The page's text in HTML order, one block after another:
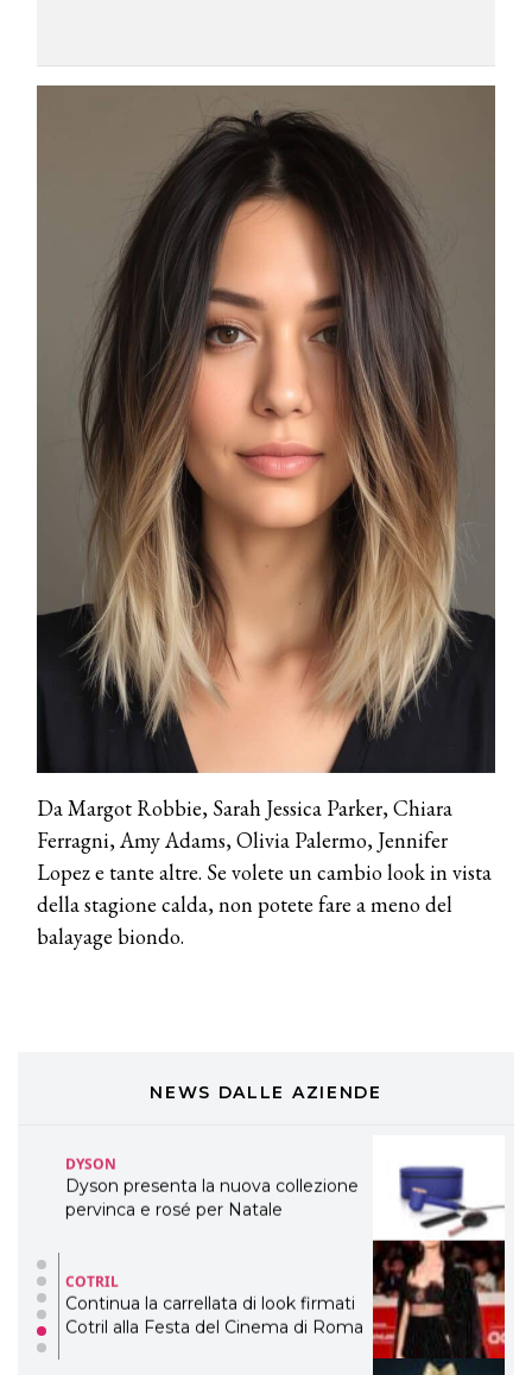
Da Margot Robbie, Sarah Jessica Parker, Chiara
Ferragni, Amy Adams, Olivia Palermo, Jennifer
Lopez e tante altre. Se volete un cambio look in vista
della stagione calda, non potete fare a meno del
balayage biondo.
NEWS DALLE AZIENDE
COSMOPROF WORLDWIDE BOLOGNA
Cosmprof Worldwide Bologna
presenta THE BEAUTY &
WELLNESS CONGRESS 2022: I
TEMI
DYSON
Dyson presenta la nuova collezione
pervinca e rosé per Natale
COTRIL
Continua la carrellata di look firmati
Cotril alla Festa del Cinema di Roma
TONI&GUY
A Natale regala una doppia
TONI&GUY “Feel Good Experience”!
TONI&GUY
LABEL.M lancia la sua innovativa ed
eco-sostenibile linea di prodotti
professionali
DAVINES
Davines presenta cofanetti beauty
preziosi per un regalo adatto ad
ogni capello
COSMOPROF WORLDWIDE BOLOGNA
Cosmprof Worldwide Bologna
Dyson presenta la nuova collezione
COTRIL
Continua la carrellata di look firmati
TONI&GUY
A Natale regala una doppia